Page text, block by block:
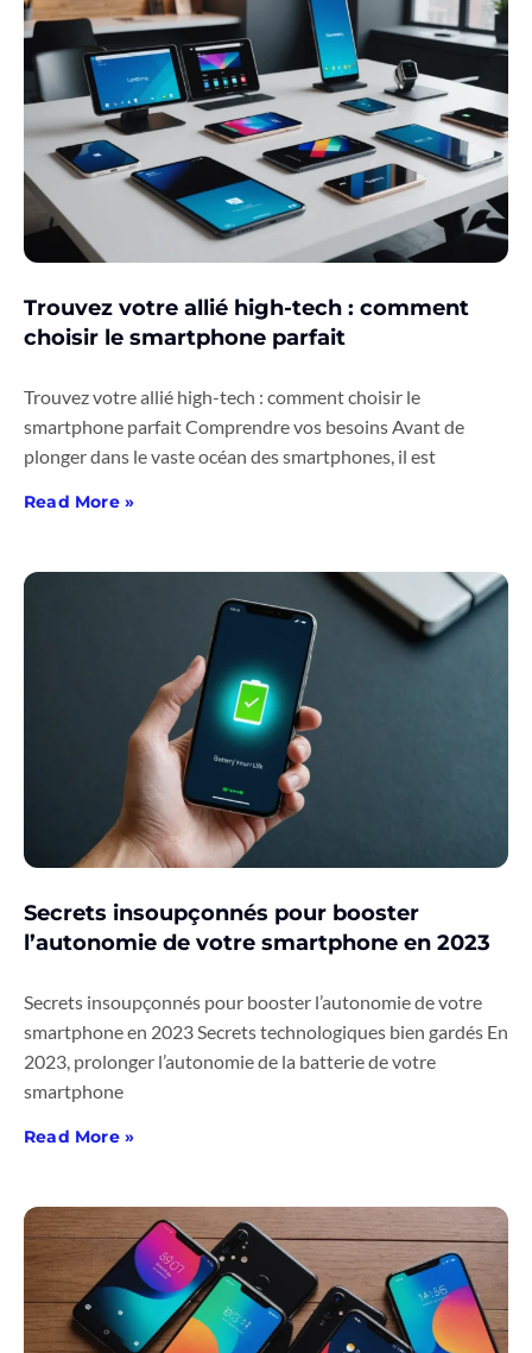
Trouvez votre allié high-tech : comment
choisir le smartphone parfait
Trouvez votre allié high-tech : comment choisir le
smartphone parfait Comprendre vos besoins Avant de
plonger dans le vaste océan des smartphones, il est
Read More »
Secrets insoupçonnés pour booster
l’autonomie de votre smartphone en 2023
Secrets insoupçonnés pour booster l’autonomie de votre
smartphone en 2023 Secrets technologiques bien gardés En
2023, prolonger l’autonomie de la batterie de votre
smartphone
Read More »